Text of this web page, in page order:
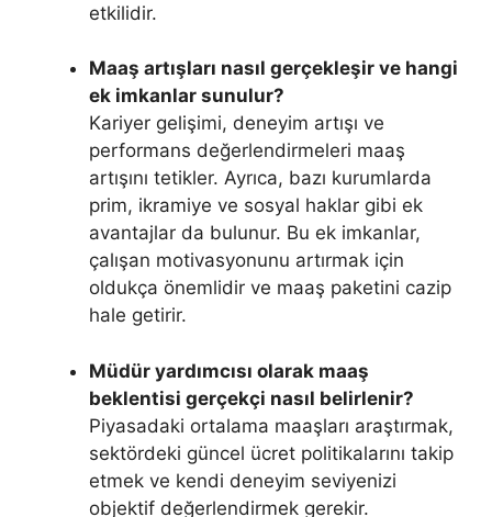
etkilidir.
Maaş artışları nasıl gerçekleşir ve hangi
ek imkanlar sunulur?
Kariyer gelişimi, deneyim artışı ve
performans değerlendirmeleri maaş
artışını tetikler. Ayrıca, bazı kurumlarda
prim, ikramiye ve sosyal haklar gibi ek
avantajlar da bulunur. Bu ek imkanlar,
çalışan motivasyonunu artırmak için
oldukça önemlidir ve maaş paketini cazip
hale getirir.
Müdür yardımcısı olarak maaş
beklentisi gerçekçi nasıl belirlenir?
Piyasadaki ortalama maaşları araştırmak,
sektördeki güncel ücret politikalarını takip
etmek ve kendi deneyim seviyenizi
objektif değerlendirmek gerekir.